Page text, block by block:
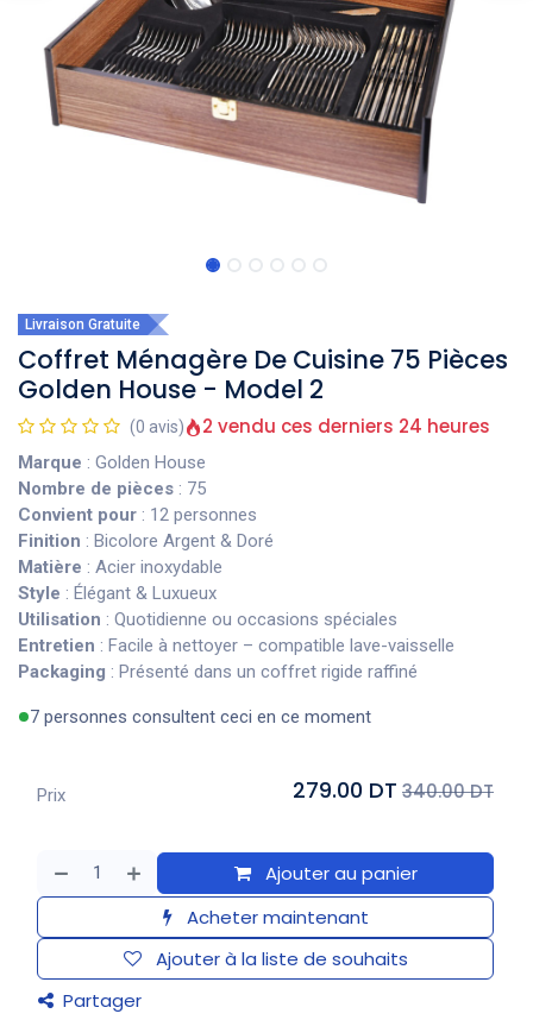
Livraison Gratuite
Coffret Ménagère De Cuisine 75 Pièces
Golden House - Model 2
(0 avis) 2 vendu ces derniers 24 heures
Marque : Golden House
Nombre de pièces : 75
Convient pour : 12 personnes
Finition : Bicolore Argent & Doré
Matière : Acier inoxydable
Style : Élégant & Luxueux
Utilisation : Quotidienne ou occasions spéciales
Entretien : Facile à nettoyer – compatible lave-vaisselle
Packaging : Présenté dans un coffret rigide raffiné
7 personnes consultent ceci en ce moment
Ajouter au panier
Acheter maintenant
Ajouter à la liste de souhaits
Partager
Prix 279.00 DT 340.00 DT